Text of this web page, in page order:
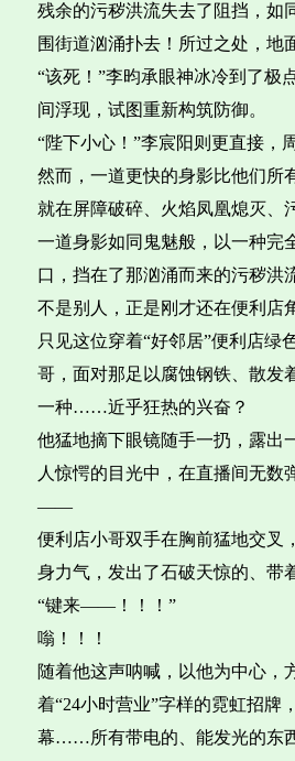
残余的污秽洪流失去了阻挡，如
围街道汹涌扑去！所过之处，地
“该死！”李昀承眼神冰冷到了极
间浮现，试图重新构筑防御。
“陛下小心！”李宸阳则更直接，
然而，一道更快的身影比他们所
就在屏障破碎、火焰凤凰熄灭
一道身影如同鬼魅般，以一种完
口，挡在了那汹涌而来的污秽洪
不是别人，正是刚才还在便利店
只见这位穿着“好邻居”便利店绿
哥，面对那足以腐蚀钢铁、散发
一种……近乎狂热的兴奋？
他猛地摘下眼镜随手一扔，露出
人惊愕的目光中，在直播间无数
——
便利店小哥双手在胸前猛地交叉
身力气，发出了石破天惊的、带
“键来——！！！”
嗡！！！
随着他这声呐喊，以他为中心，
着“24小时营业”字样的霓虹招牌
幕……所有带电的、能发光的东